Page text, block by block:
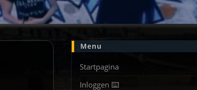
Menu
Startpagina
Inloggen ⌨️